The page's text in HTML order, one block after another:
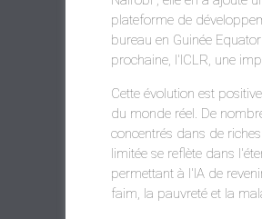
plateforme de
bureau en Guinée
prochaine, l'ICLR, une
Cette évolution est
du monde réel. De
concentrés dans de
limitée se reflète dans
permettant à l'IA de
faim, la pauvreté et la